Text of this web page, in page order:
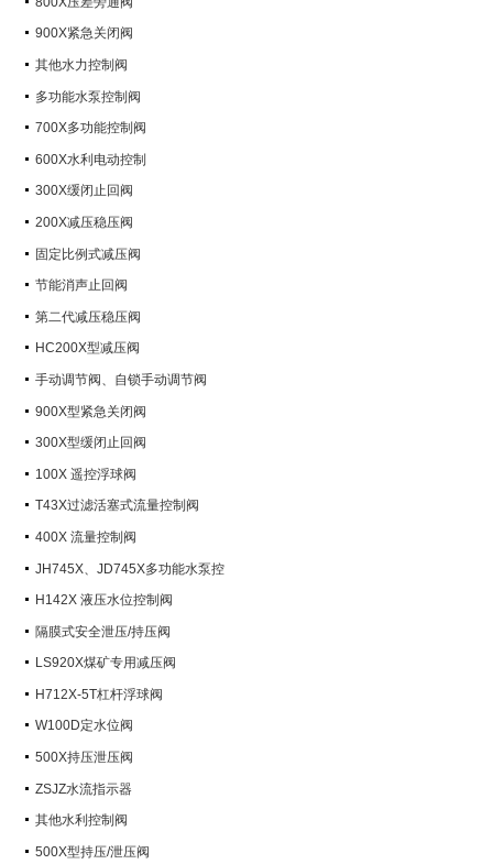
900X紧急关闭阀
其他水力控制阀
多功能水泵控制阀
700X多功能控制阀
600X水利电动控制
300X缓闭止回阀
200X减压稳压阀
固定比例式减压阀
节能消声止回阀
第二代减压稳压阀
HC200X型减压阀
手动调节阀、自锁手动调节阀
900X型紧急关闭阀
300X型缓闭止回阀
100X 遥控浮球阀
T43X过滤活塞式流量控制阀
400X 流量控制阀
JH745X、JD745X多功能水泵控
制阀H142X 液压水位控制阀
隔膜式安全泄压/持压阀
LS920X煤矿专用减压阀
H712X-5T杠杆浮球阀
W100D定水位阀
500X持压泄压阀
ZSJZ水流指示器
其他水利控制阀
500X型持压/泄压阀